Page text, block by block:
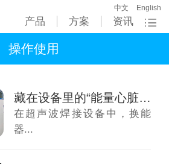
产品 方案 资讯
中文 English
操作使用
藏在设备里的“能量心脏”：灵科超声波焊接电...
在超声波焊接设备中，换能
器...